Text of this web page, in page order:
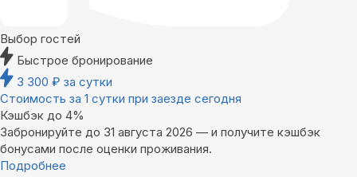
Выбор гостей
Быстрое бронирование
3 300 ₽ за сутки
Стоимость за 1 сутки при заезде сегодня
Кэшбэк до 4%
Забронируйте до 31 августа 2026 — и получите кэшбэк
бонусами после оценки проживания.
Подробнее